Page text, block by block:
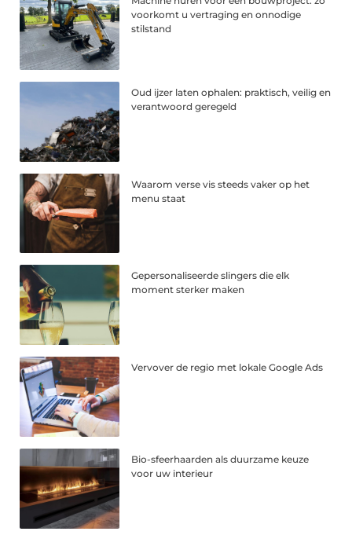
voorkomt u vertraging en onnodige
stilstand
Oud ijzer laten ophalen: praktisch, veilig en
verantwoord geregeld
Waarom verse vis steeds vaker op het
menu staat
Gepersonaliseerde slingers die elk
moment sterker maken
Vervover de regio met lokale Google Ads
Bio-sfeerhaarden als duurzame keuze
voor uw interieur